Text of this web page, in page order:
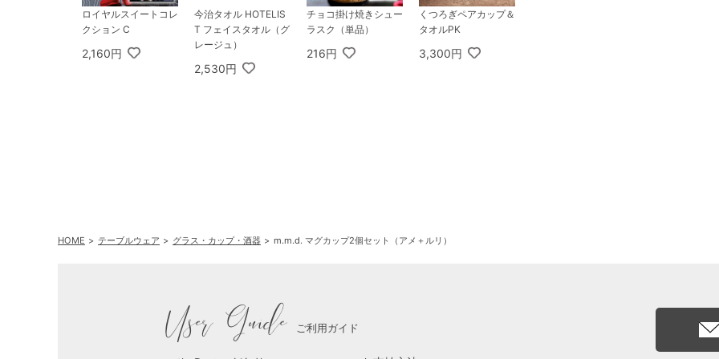
ロイヤルスイートコレ
クション C
2,160円
今治タオル HOTELIS
T フェイスタオル（グ
レージュ）
2,530円
チョコ掛け焼きシュー
ラスク（単品）
216円
くつろぎペアカップ＆
タオルPK
3,300円
HOME テーブルウェア グラス・カップ・酒器 m.m.d. マグカップ2個セット（アメ＋ルリ）
User Guide ご利用ガイド